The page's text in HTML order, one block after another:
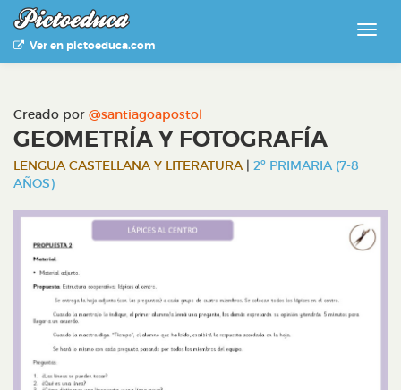
Ver en pictoeduca.com
Creado por @santiagoapostol
GEOMETRÍA Y FOTOGRAFÍA
LENGUA CASTELLANA Y LITERATURA| 2º PRIMARIA (7-8
AÑOS)